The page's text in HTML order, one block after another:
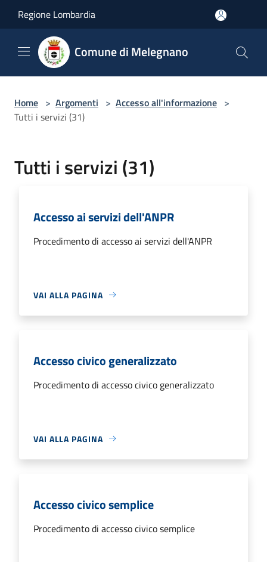
Regione Lombardia
Comune di Melegnano
Home > Argomenti > Accesso all'informazione >
Tutti i servizi (31)
Tutti i servizi (31)
Accesso ai servizi dell'ANPR
Procedimento di accesso ai servizi dell'ANPR
VAI ALLA PAGINA
Accesso civico generalizzato
Procedimento di accesso civico generalizzato
VAI ALLA PAGINA
Accesso civico semplice
Procedimento di accesso civico semplice